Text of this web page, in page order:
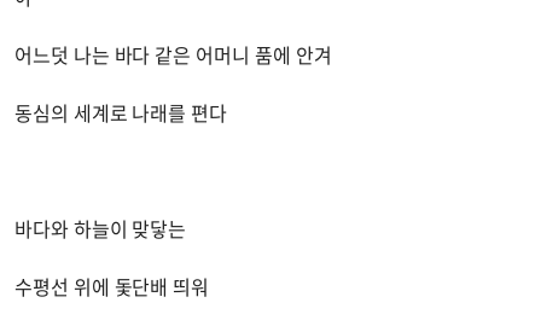
어느덧 나는 바다 같은 어머니 품에 안겨
동심의 세계로 나래를 편다
바다와 하늘이 맞닿는
수평선 위에 돛단배 띄워